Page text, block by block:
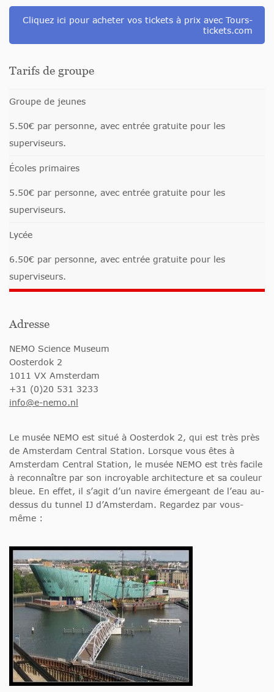
Cliquez ici pour acheter vos tickets à prix avec Tours-
tickets.com
Tarifs de groupe
Groupe de jeunes
5.50€ par personne, avec entrée gratuite pour les
superviseurs.
Écoles primaires
5.50€ par personne, avec entrée gratuite pour les
superviseurs.
Lycée
6.50€ par personne, avec entrée gratuite pour les
superviseurs.
Adresse
NEMO Science Museum
Oosterdok 2
1011 VX Amsterdam
+31 (0)20 531 3233
info@e-nemo.nl
Le musée NEMO est situé à Oosterdok 2, qui est très près
de Amsterdam Central Station. Lorsque vous êtes à
Amsterdam Central Station, le musée NEMO est très facile
à reconnaître par son incroyable architecture et sa couleur
bleue. En effet, il s’agit d’un navire émergeant de l’eau au-
dessus du tunnel IJ d’Amsterdam. Regardez par vous-
même :